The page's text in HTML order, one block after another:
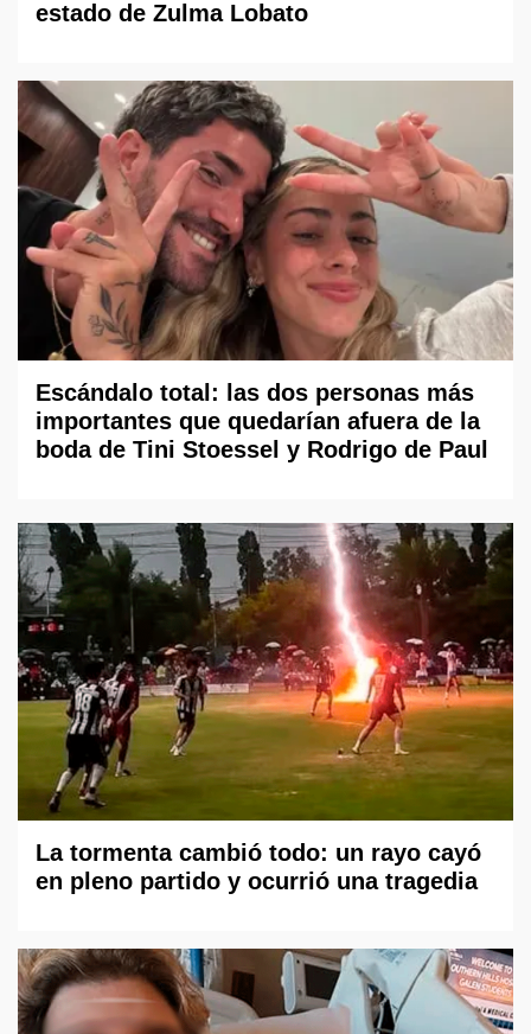
estado de Zulma Lobato
Escándalo total: las dos personas más
importantes que quedarían afuera de la
boda de Tini Stoessel y Rodrigo de Paul
La tormenta cambió todo: un rayo cayó
en pleno partido y ocurrió una tragedia